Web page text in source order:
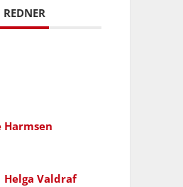
REDNER
Harmsen
Helga Valdraf